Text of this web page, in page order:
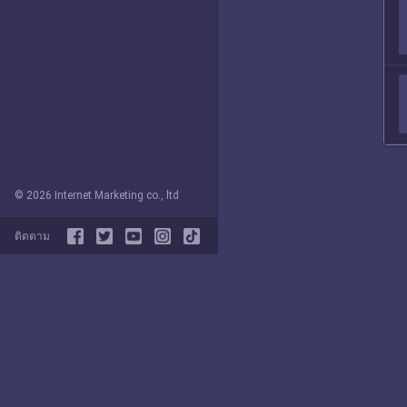
© 2026 Internet Marketing co., ltd
ติดตาม